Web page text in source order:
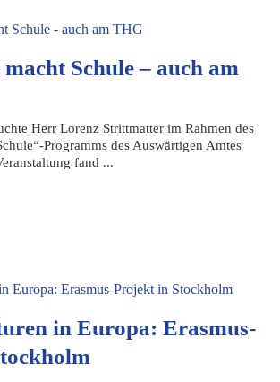
Schule – auch am
Herr Lorenz Strittmatter im Rahmen des
Programms des Auswärtigen Amtes
fand ...
in Europa: Erasmus-